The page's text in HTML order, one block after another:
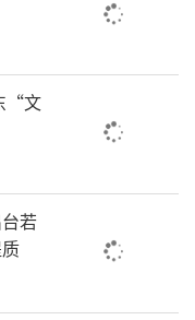
现出一系列令
洋生产总值1.8
产业增加值连续5
字号”海洋科研
占全国1/3；近
沿海港口货物吞
“文
若